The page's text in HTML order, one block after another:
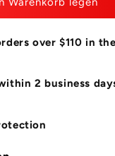
SJ20
Lensover $110 in
2 business